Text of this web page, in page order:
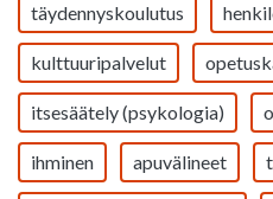
täydennyskoulutus
kulttuuripalvelut
itsesäätely (psykologia)
ihminen apuvälineet